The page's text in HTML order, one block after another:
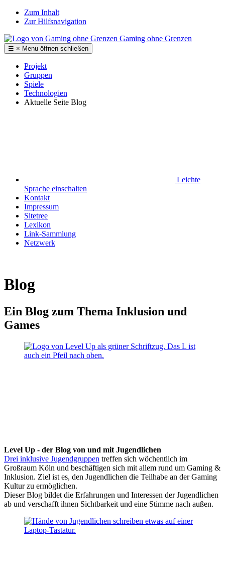
Zum Inhalt
Zur Hilfsnavigation
Gaming ohne Grenzen
☰ × Menu öffnen schließen
Projekt
Gruppen
Spiele
Technologien
Aktuelle Seite Blog
Leichte
Sprache einschalten
Kontakt
Impressum
Sitetree
Lexikon
Link-Sammlung
Netzwerk
Blog
Ein Blog zum Thema Inklusion und
Games
Level Up - der Blog von und mit Jugendlichen
Drei inklusive Jugendgruppen treffen sich wöchentlich im
Großraum Köln und beschäftigen sich mit allem rund um Gaming &
Inklusion. Ziel ist es, den Jugendlichen die Teilhabe an der Gaming
Kultur zu ermöglichen.
Dieser Blog bildet die Erfahrungen und Interessen der Jugendlichen
ab und verschafft ihnen Sichtbarkeit und eine Stimme nach außen.